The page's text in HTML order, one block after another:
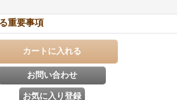
重要事項